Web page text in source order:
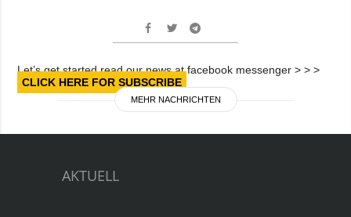
Let’s get started read our news at facebook messenger > > >
CLICK HERE FOR SUBSCRIBE
MEHR NACHRICHTEN
AKTUELL